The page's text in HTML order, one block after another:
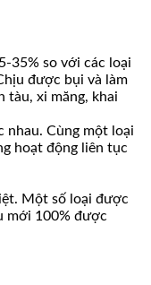
35% so với các loại
được bụi và làm
tàu, xi măng, khai
nhau. Cùng một loại
hoạt động liên tục
Một số loại được
mới 100% được